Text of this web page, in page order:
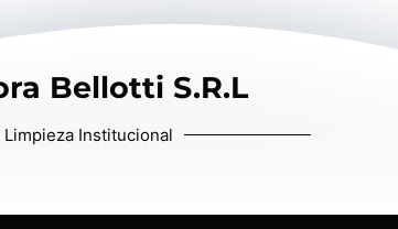
Bellotti S.R.L
Institucional